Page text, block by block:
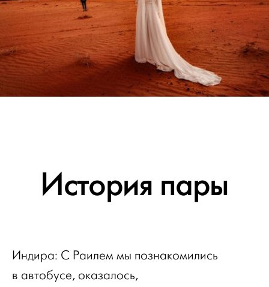
История пары
Индира: С Раилем мы познакомились
в автобусе, оказалось,